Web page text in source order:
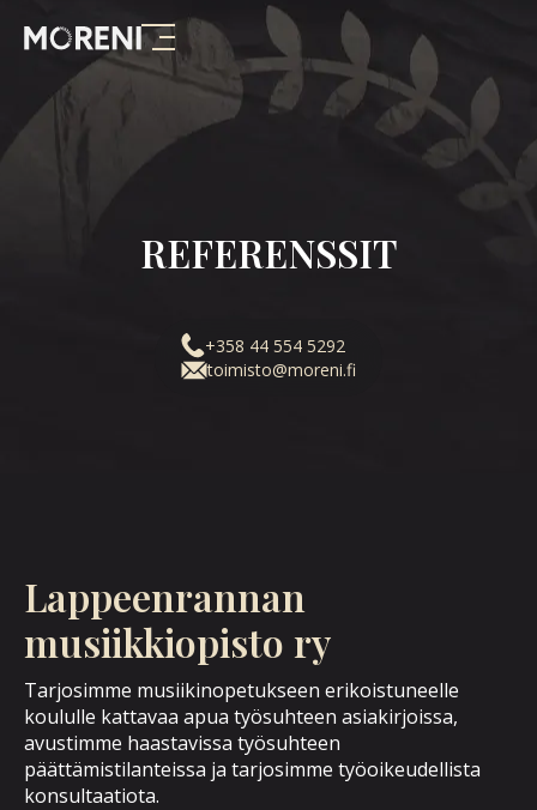
REFERENSSIT
+358 44 554 5292
toimisto@moreni.fi
Lappeenrannan
musiikkiopisto ry
Tarjosimme musiikinopetukseen erikoistuneelle
koululle kattavaa apua työsuhteen asiakirjoissa,
avustimme haastavissa työsuhteen
päättämistilanteissa ja tarjosimme työoikeudellista
konsultaatiota.